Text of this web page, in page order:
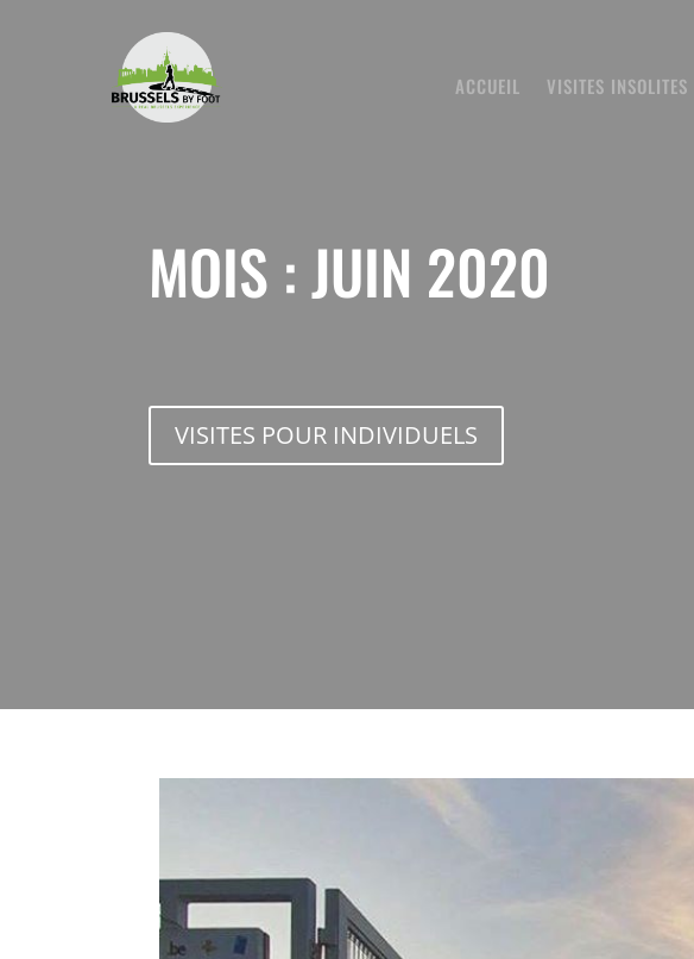
ACCUEIL VISITES INSOLITES
MOIS :JUIN 2020
VISITES POUR INDIVIDUELS